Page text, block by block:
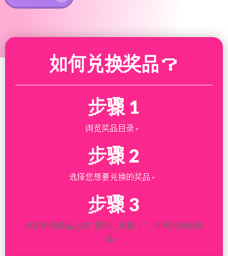
如何兑换奖品？
步骤 1
浏览奖品目录。
步骤 2
选择您想要兑换的奖品。
步骤 3
点击所选商品上的 “是的，很酷！”，即可兑换该商
品。